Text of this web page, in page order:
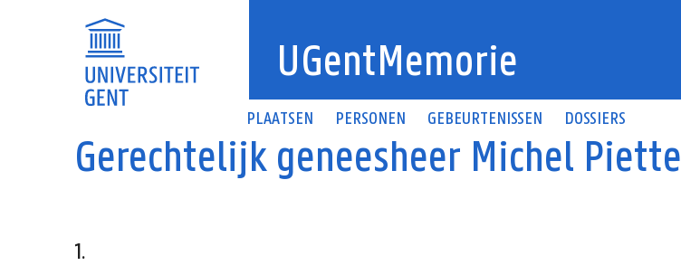
UGentMemorie
PLAATSEN PERSONEN GEBEURTENISSEN DOSSIERS
Gerechtelijk geneesheer Michel Piette
1.